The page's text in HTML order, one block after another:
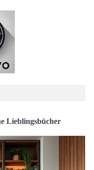
Lieblingsbücher